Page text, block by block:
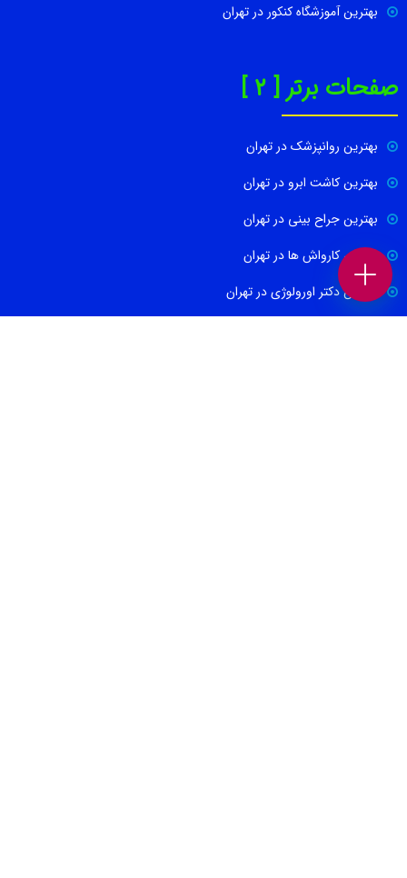
بهترین آموزشگاه کنکور در تهران
صفحات برتر [ 2 ]
بهترین روانپزشک در تهران
بهترین کاشت ابرو در تهران
بهترین جراح بینی در تهران
بهترین کارواش ها در تهران
بهترین دکتر اورولوژی در تهران